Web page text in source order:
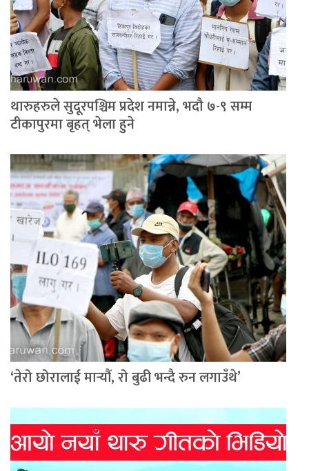
थारुहरुले सुदूरपश्चिम प्रदेश नमान्ने, भदौ ७-९ सम्म
टीकापुरमा बृहत् भेला हुने
‘तेरो छोरालाई मार्‍यौं, रो बुढी भन्दै रुन लगाउँथे’